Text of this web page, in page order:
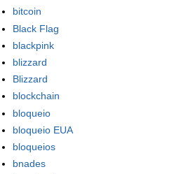
bitcoin
Black Flag
blackpink
blizzard
Blizzard
blockchain
bloqueio
bloqueio EUA
bloqueios
bnades